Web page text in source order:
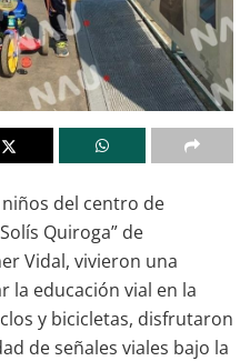
del centro de
Quiroga” de
Vidal, vivieron una
la educación vial en la
y bicicletas, disfrutaron
de señales viales bajo la